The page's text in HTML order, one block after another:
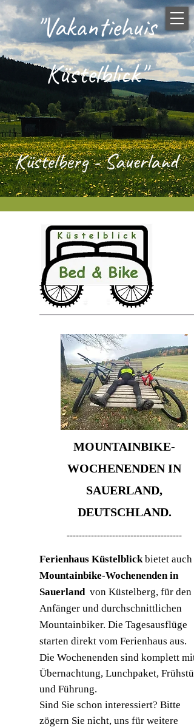
"Vakantiehuis
Küstelblick"
Küstelberg - Sauerland
MOUNTAINBIKE-
WOCHENENDEN IN
SAUERLAND,
DEUTSCHLAND.
--------------------------------------
Ferienhaus Küstelblickbietet auch
Mountainbike-Wochenenden in
Sauerlandvon Küstelberg, für den
Anfänger und durchschnittlichen
Mountainbiker. Die Tagesausflüge
starten direkt vom Ferienhaus aus.
Die Wochenenden sind komplett mit
Übernachtung, Lunchpaket,
und Führung.
Sind Sie schon interessiert? Bitte
zögern Sie nicht, uns für weitere